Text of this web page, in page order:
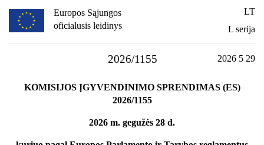
Europos Sąjungos
oficialusis leidinys
LT
L serija
2026/1155 2026 5 29
KOMISIJOS ĮGYVENDINIMO SPRENDIMAS (ES)
2026/1155
2026 m. gegužės 28 d.